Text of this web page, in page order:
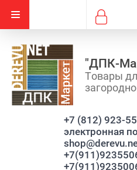
"ДПК-
Товары
+7 (812) 923-
электронная